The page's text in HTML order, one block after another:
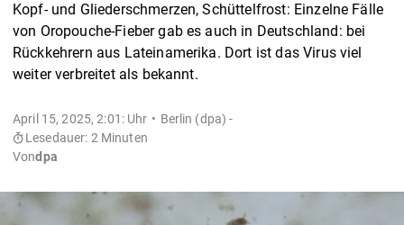
Kopf- und Gliederschmerzen, Schüttelfrost: Einzelne Fälle
von Oropouche-Fieber gab es auch in Deutschland: bei
Rückkehrern aus Lateinamerika. Dort ist das Virus viel
weiter verbreitet als bekannt.
April 15, 2025, 2:01: Uhr
Berlin (dpa) -
Lesedauer: 2 Minuten
Vondpa